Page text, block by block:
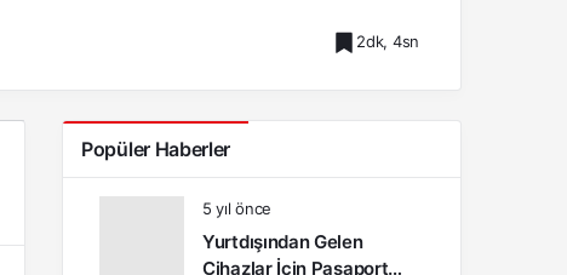
2dk, 4sn
Popüler Haberler
5 yıl önce
Yurtdışından Gelen
Cihazlar İçin Pasaport